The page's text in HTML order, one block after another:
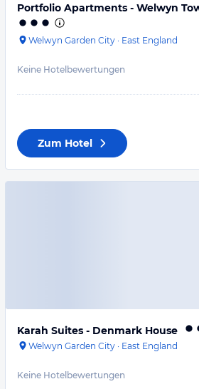
Portfolio Apartments - Welwyn
Welwyn Garden City · East England
Keine Hotelbewertungen
Zum Hotel
Karah Suites - Denmark House
Welwyn Garden City · East England
Keine Hotelbewertungen